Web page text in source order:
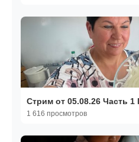
Стрим от 05.08.26 Часть 1
1 616 просмотров